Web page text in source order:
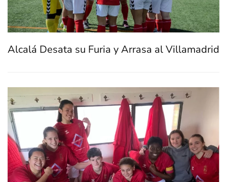
Alcalá Desata su Furia y Arrasa al Villamadrid